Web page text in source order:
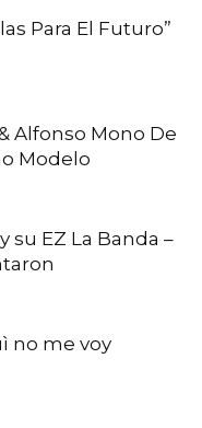
Para El Futuro”
Alfonso Mono De
Modelo
su EZ La Banda –
no me voy